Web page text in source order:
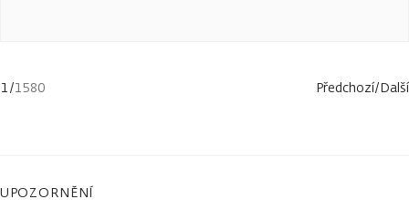
1/1580 Předchozí/Další
UPOZORNĚNÍ